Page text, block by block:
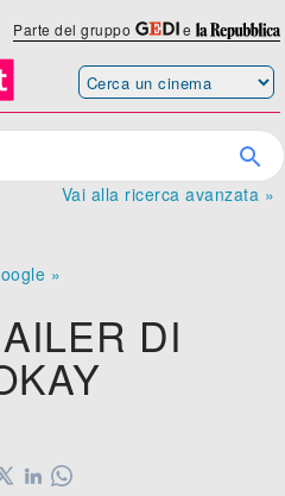
Parte del gruppo e
Vai alla ricerca avanzata »
»
DI